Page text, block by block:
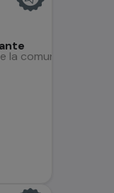
comuna y de la